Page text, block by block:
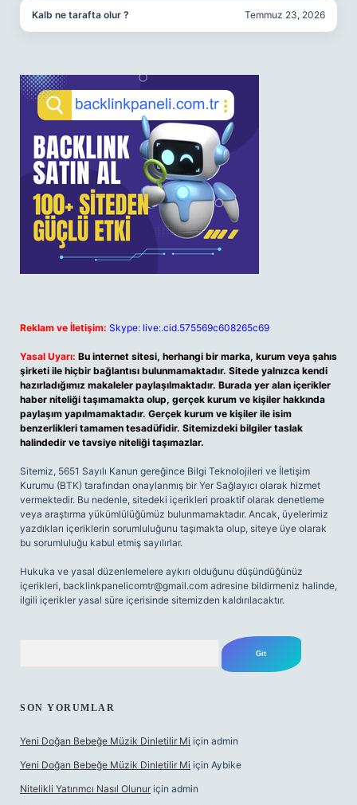
Kalb ne tarafta olur ? Temmuz 23, 2026
Reklam ve İletişim: Skype: live:.cid.575569c608265c69
Yasal Uyarı: Bu internet sitesi, herhangi bir marka, kurum veya şahıs
şirketi ile hiçbir bağlantısı bulunmamaktadır. Sitede yalnızca kendi
hazırladığımız makaleler paylaşılmaktadır. Burada yer alan içerikler
haber niteliği taşımamakta olup, gerçek kurum ve kişiler hakkında
paylaşım yapılmamaktadır. Gerçek kurum ve kişiler ile isim
benzerlikleri tamamen tesadüfidir. Sitemizdeki bilgiler taslak
halindedir ve tavsiye niteliği taşımazlar.
Sitemiz, 5651 Sayılı Kanun gereğince Bilgi Teknolojileri ve İletişim
Kurumu (BTK) tarafından onaylanmış bir Yer Sağlayıcı olarak hizmet
vermektedir. Bu nedenle, sitedeki içerikleri proaktif olarak denetleme
veya araştırma yükümlülüğümüz bulunmamaktadır. Ancak, üyelerimiz
yazdıkları içeriklerin sorumluluğunu taşımakta olup, siteye üye olarak
bu sorumluluğu kabul etmiş sayılırlar.
Hukuka ve yasal düzenlemelere aykırı olduğunu düşündüğünüz
içerikleri, backlinkpanelicomtr@gmail.com adresine bildirmeniz halinde,
ilgili içerikler yasal süre içerisinde sitemizden kaldırılacaktır.
SON YORUMLAR
Yeni Doğan Bebeğe Müzik Dinletilir Mi için admin
Yeni Doğan Bebeğe Müzik Dinletilir Mi için Aybike
Nitelikli Yatırımcı Nasıl Olunur için admin